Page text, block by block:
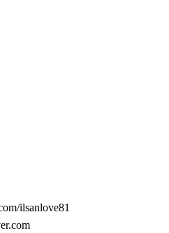
ilsanlove81